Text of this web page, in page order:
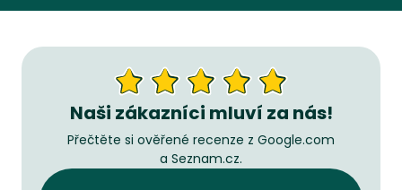
Naši zákazníci mluví za nás!
Přečtěte si ověřené recenze z Google.com
a Seznam.cz.